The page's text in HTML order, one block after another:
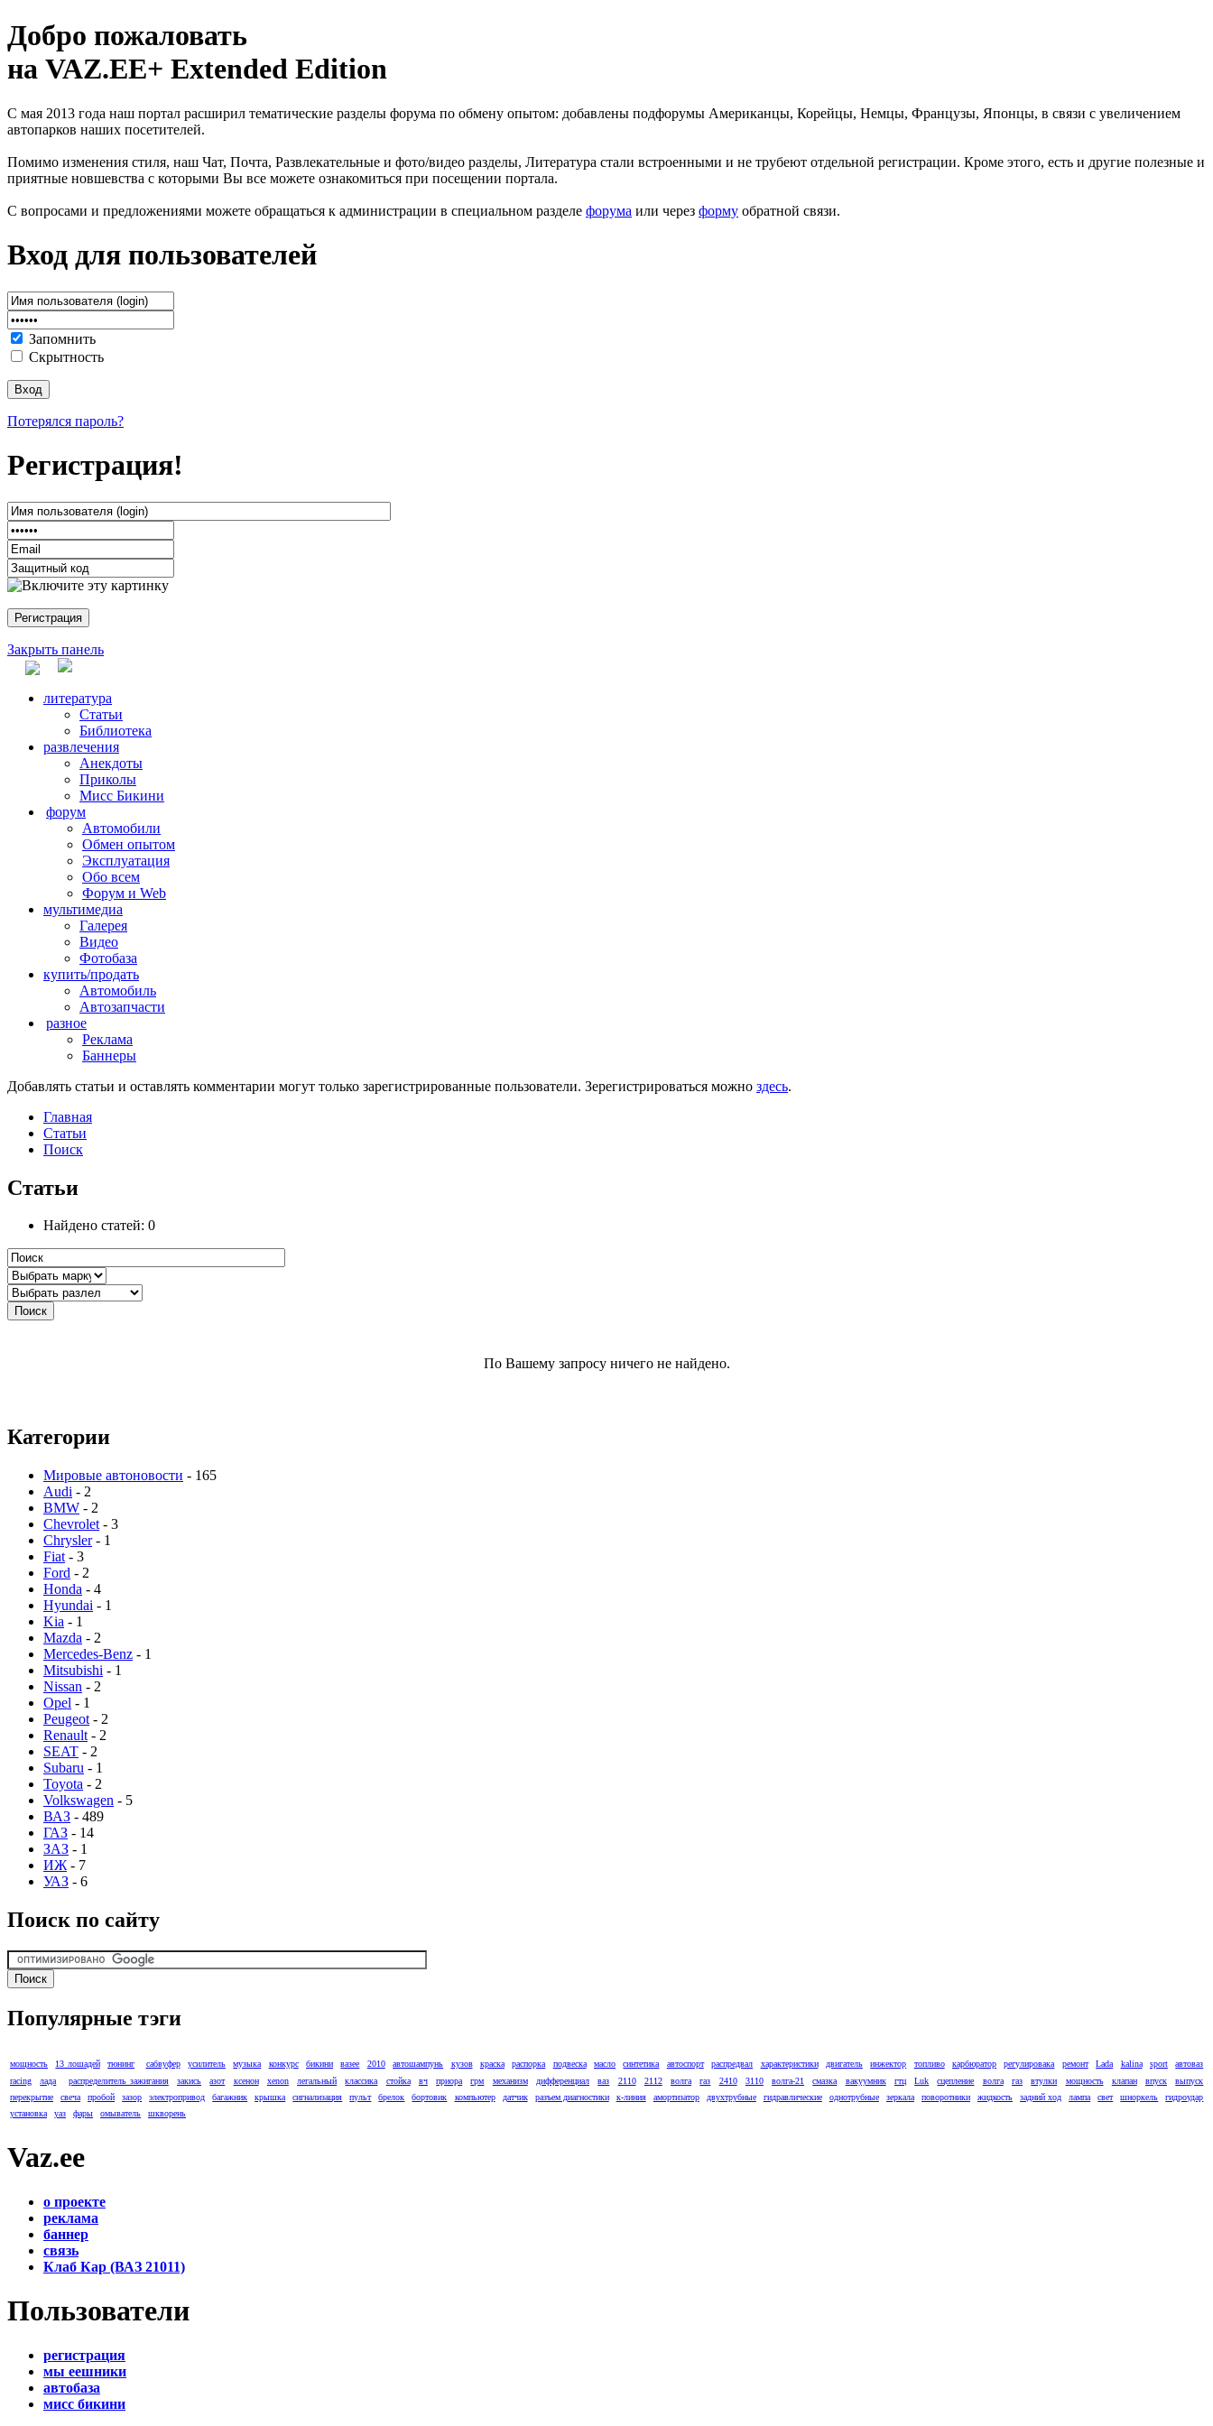
Добро пожаловать
на VAZ.EE+ Extended Edition
С мая 2013 года наш портал расширил тематические разделы форума по обмену опытом: добавлены подфорумы Американцы, Корейцы, Немцы, Французы, Японцы, в связи с увеличением
автопарков наших посетителей.
Помимо изменения стиля, наш Чат, Почта, Развлекательные и фото/видео разделы, Литература стали встроенными и не трубеют отдельной регистрации. Кроме этого, есть и другие полезные и
приятные новшевства с которыми Вы все можете ознакомиться при посещении портала.
С вопросами и предложениями можете обращаться к администрации в специальном разделе форума или через форму обратной связи.
Вход для пользователей
Запомнить
Скрытность
Потерялся пароль?
Регистрация!
Закрыть панель
литература
Статьи
Библиотека
развлечения
Анекдоты
Приколы
Мисс Бикини
форум
Автомобили
Обмен опытом
Эксплуатация
Обо всем
Форум и Web
мультимедиа
Галерея
Видео
Фотобаза
купить/продать
Автомобиль
Автозапчасти
разное
Реклама
Баннеры
Добавлять статьи и оставлять комментарии могут только зарегистрированные пользователи. Зерегистрироваться можно здесь.
Главная
Статьи
Поиск
Статьи
Найдено статей: 0
По Вашему запросу ничего не найдено.
Категории
Мировые автоновости - 165
Audi - 2
BMW - 2
Chevrolet - 3
Chrysler- 1
Fiat - 3
Ford - 2
Honda - 4
Hyundai - 1
Kia - 1
Mazda - 2
Mercedes-Benz - 1
Mitsubishi - 1
Nissan - 2
Opel - 1
Peugeot - 2
Renault - 2
SEAT - 2
Subaru - 1
Toyota - 2
Volkswagen - 5
ВАЗ - 489
ГАЗ - 14
ЗАЗ - 1
ИЖ - 7
УАЗ - 6
Поиск по сайту
Популярные тэги
мощность 13 лошадей тюнинг сабвуфер усилитель музыка конкурс бикини вазее 2010 автошампунь кузов краска распорка подвеска масло синтетика автоспорт распредвал характеристики двигатель инжектор топливо карбюратор регулировака ремонт Lada kalina sport
автоваз
racing
лада распределитель зажигания закись азот ксенон xenon легальный классика стойка вч приора грм механизм дифференциал ваз 2110 2112 волга газ 2410 3110 волга-21 смазка вакуумник гтц Luk сцепление волга газ втулки мощность клапан впуск
выпуск
перекрытие
свеча пробой зазор электропривод багажник крышка сигнализация пульт брелок бортовик компьютер датчик разъем диагностики к-линия амортизатор двухтрубные гидравлические однотрубные зеркала поворотники жидкость задний ход лампа свет шноркель
гидроудар
установка
уаз фары омыватель шкворень
Vaz.ee
о проекте
реклама
баннер
связь
Клаб Кар (ВАЗ 21011)
Пользователи
регистрация
мы еешники
автобаза
мисс бикини